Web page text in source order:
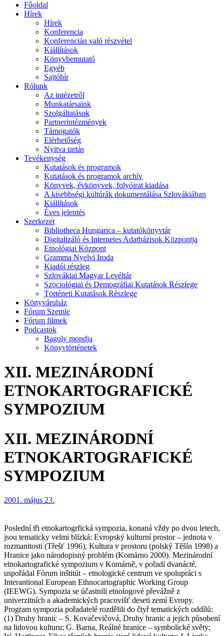
Főoldal
Hírek
Hírek
Konferencia
Konferencián való részvétel
Kiállítások
Könyvbemutató
Egyéb
Sajtóhír
Rólunk
Az intézetről
Munkatársaink
Szolgáltatások
Partnerintézmények
Támogatók
Elérhetőség
Nyitva tartás
Tevékenység
Kutatások és programok
Kutatások és programok archív
Könyvek, évkönyvek, folyóirat kiadása
A kisebbségi kultúrák dokumentálása Szlovákiában
Kiállítások
Éves jelentés
Szerkezet
Bibliotheca Hungarica – kutatókönyvtár
Digitalizáló és Internetes Adatbázisok Központja
Etnológiai Központ
Gramma Nyelvi Iroda
Kiadói részleg
Szlovákiai Magyar Levéltár
Szociológiai és Demográfiai Kutatások Részlege
Történeti Kutatások Részlege
Könyváruház
Fórum Szemle
Fórum filmek
Podcastok
Bagoly mondja
Könyvtörténetek
XII. MEZINÁRODNÍ
ETNOKARTOGRAFICKÉ
SYMPOZIUM
XII. MEZINÁRODNÍ
ETNOKARTOGRAFICKÉ
SYMPOZIUM
2001. május 23.
Poslední tři etnokartogrfická sympozia, konaná vždy po dvou letech,
jsou tematicky velmi blízká: Evropský kulturní prostor – jednota v
rozmanitosti (Třešť 1996), Kultura v prostoru (polský Těšín 1998) a
Hranice jako národopisný problém (Komárno 2000). Mezinárodní
etnokartografické sympozium v Komárně, v pořadí dvanácté,
uspořádal Fórum inštitút – etnologické centrum ve spolupráci s
Interantional European Ethnocartographic Working Group
(IEEWG). Sympozia se účastnili etnologové převážně z
univerzitních a akademických pracovišť deseti zemí Evropy.
Program sympozia pořadatelé rozdělili do čtyř tematických oddílů:
(1) Druhy hranic – S. Kovačevičová, Druhy hranic a jejich působení
na lidovou kulturu; G. Barna, Reálné hranice – symbolické světy;